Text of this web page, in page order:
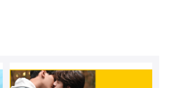
Rチャンネル